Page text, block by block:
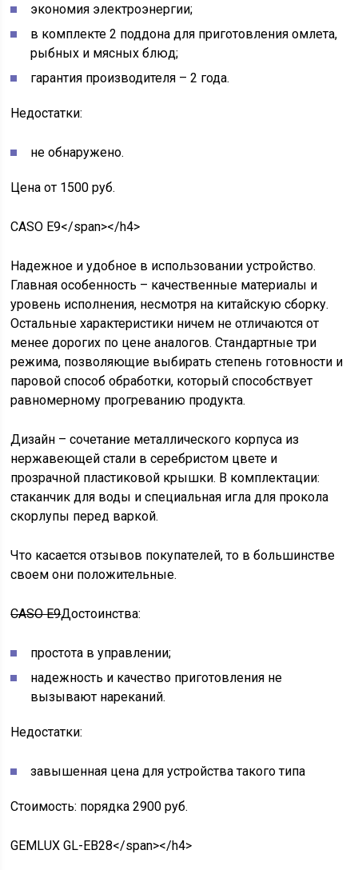
экономия электроэнергии;
в комплекте 2 поддона для приготовления омлета,
рыбных и мясных блюд;
гарантия производителя – 2 года.
Недостатки:
не обнаружено.
Цена от 1500 руб.
CASO E9</span></h4>
Надежное и удобное в использовании устройство.
Главная особенность – качественные материалы и
уровень исполнения, несмотря на китайскую сборку.
Остальные характеристики ничем не отличаются от
менее дорогих по цене аналогов. Стандартные три
режима, позволяющие выбирать степень готовности и
паровой способ обработки, который способствует
равномерному прогреванию продукта.
Дизайн – сочетание металлического корпуса из
нержавеющей стали в серебристом цвете и
прозрачной пластиковой крышки. В комплектации:
стаканчик для воды и специальная игла для прокола
скорлупы перед варкой.
Что касается отзывов покупателей, то в большинстве
своем они положительные.
CASO E9Достоинства:
простота в управлении;
надежность и качество приготовления не
вызывают нареканий.
Недостатки:
завышенная цена для устройства такого типа
Стоимость: порядка 2900 руб.
GEMLUX GL-EB28</span></h4>